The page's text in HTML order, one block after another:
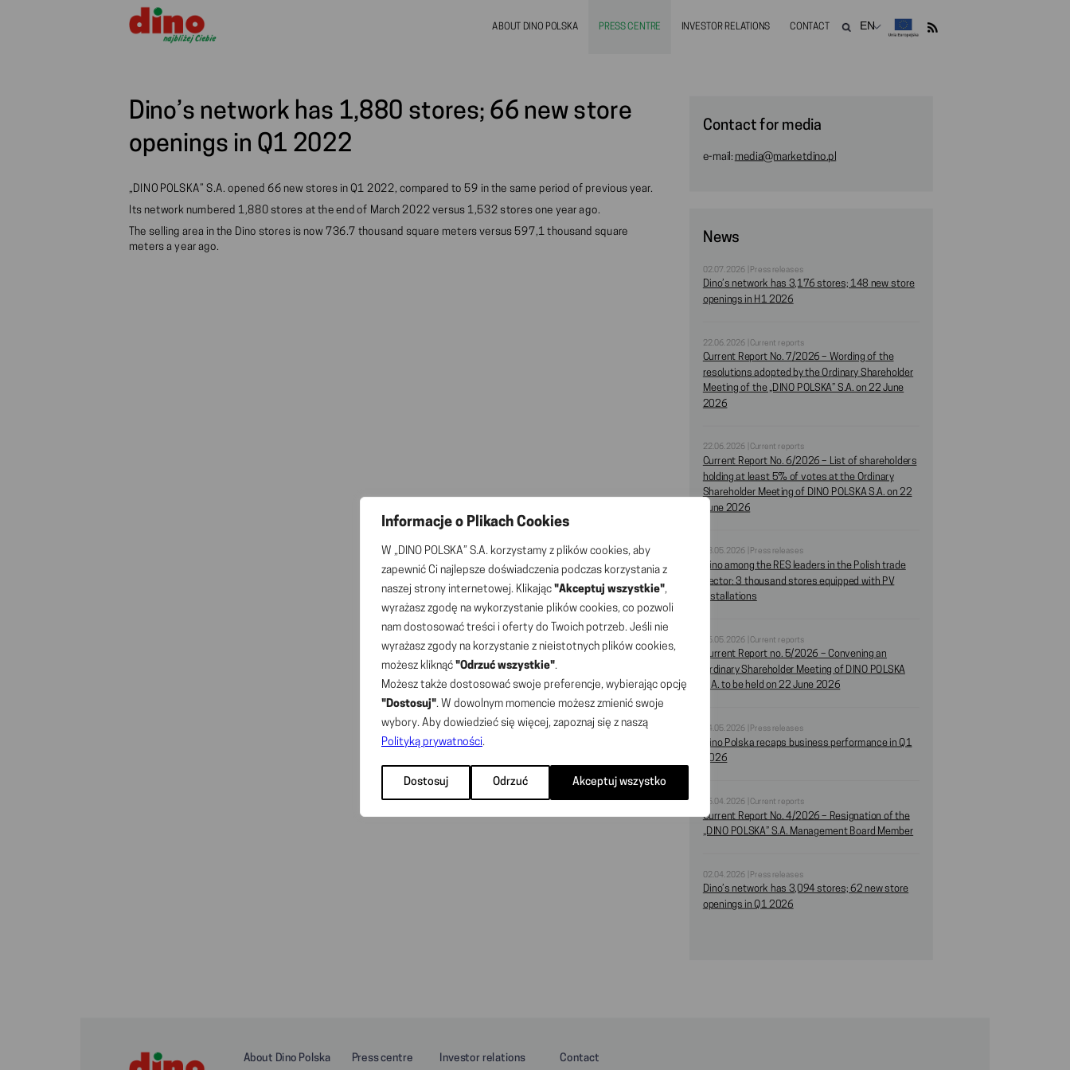
Informacje o Plikach Cookies
W „DINO POLSKA” S.A. korzystamy z plików cookies, aby
zapewnić Ci najlepsze doświadczenia podczas korzystania z
naszej strony internetowej. Klikając "Akceptuj wszystkie",
wyrażasz zgodę na wykorzystanie plików cookies, co pozwoli
nam dostosować treści i oferty do Twoich potrzeb. Jeśli nie
wyrażasz zgody na korzystanie z nieistotnych plików cookies,
możesz kliknąć "Odrzuć wszystkie".
Możesz także dostosować swoje preferencje, wybierając opcję
"Dostosuj". W dowolnym momencie możesz zmienić swoje
wybory. Aby dowiedzieć się więcej, zapoznaj się z naszą
Polityką prywatności.
Dostosuj Odrzuć Akceptuj wszystko
ABOUT DINO POLSKA PRESS CENTRE INVESTOR RELATIONS CONTACT
Dino’s network has 1,880 stores; 66 new store
openings in Q1 2022
„DINO POLSKA” S.A. opened 66 new stores in Q1 2022, compared to 59 in the same period of previous year.
Its network numbered 1,880 stores at the end of March 2022 versus 1,532 stores one year ago.
The selling area in the Dino stores is now 736.7 thousand square meters versus 597,1 thousand square
meters a year ago.
Contact for media
e-mail: media@marketdino.pl
News
02.07.2026 | Press releases
Dino’s network has 3,176 stores; 148 new store
openings in H1 2026
22.06.2026 | Current reports
Current Report No. 7/2026 – Wording of the
resolutions adopted by the Ordinary Shareholder
Meeting of the „DINO POLSKA” S.A. on 22 June
2026
22.06.2026 | Current reports
Current Report No. 6/2026 – List of shareholders
holding at least 5% of votes at the Ordinary
Shareholder Meeting of DINO POLSKA S.A. on 22
June 2026
28.05.2026 | Press releases
Dino among the RES leaders in the Polish trade
sector: 3 thousand stores equipped with PV
installations
26.05.2026 | Current reports
Current Report no. 5/2026 – Convening an
Ordinary Shareholder Meeting of DINO POLSKA
S.A. to be held on 22 June 2026
14.05.2026 | Press releases
Dino Polska recaps business performance in Q1
2026
16.04.2026 | Current reports
Current Report No. 4/2026 – Resignation of the
„DINO POLSKA” S.A. Management Board Member
02.04.2026 | Press releases
Dino’s network has 3,094 stores; 62 new store
openings in Q1 2026
About Dino Polska Press centre Investor relations Contact